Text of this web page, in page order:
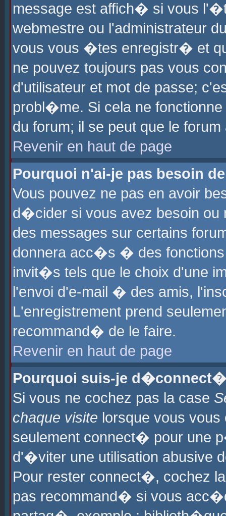
message est affich� si vous
webmestre ou l'administrateur
vous vous �tes enregistr� et
ne pouvez toujours pas vous
d'utilisateur et mot de passe;
probl�me. Si cela ne
du forum; il se peut que le
Revenir en haut de page
Pourquoi n'ai-je pas besoin
Vous pouvez ne pas en avoir
d�cider si vous avez besoin ou
des messages sur certains
donnera acc�s � des fonctions
invit�s tels que le choix d'une
l'envoi d'e-mail � des amis,
L'enregistrement prend
recommand� de le faire.
Revenir en haut de page
Pourquoi suis-je
Si vous ne cochez pas la case
chaque visite lorsque vous
seulement connect� pour une
d'�viter une utilisation abusive
Pour rester connect�, cochez
pas recommand� si vous